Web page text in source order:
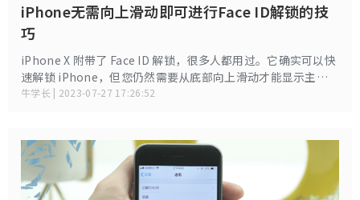
iPhone无需向上滑动即可进行Face ID解锁的技
巧
iPhone X 附带了 Face ID 解锁，很多人都用过。它确实可以快
速解锁 iPhone，但您仍然需要从底部向上滑动才能显示主屏
幕。因此，无需向上滑动即可解锁 iPhone 实际上会让一切变
牛学长 | 2023-07-27 17:26:52